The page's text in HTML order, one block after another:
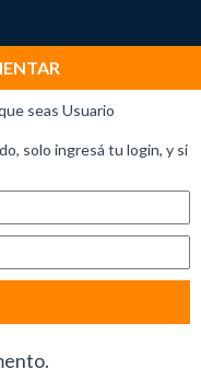
seas Usuario
solo ingresá tu login, y si